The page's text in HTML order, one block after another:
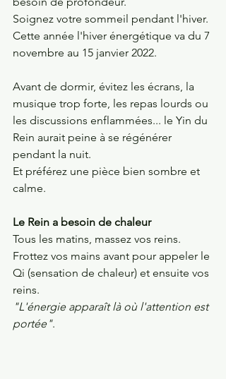
Soignez votre sommeil pendant l'hiver.
Cette année l'hiver énergétique va du 7
novembre au 15 janvier 2022.
Avant de dormir, évitez les écrans, la
musique trop forte, les repas lourds ou
les discussions enflammées... le Yin du
Rein aurait peine à se régénérer
pendant la nuit.
Et préférez une pièce bien sombre et
calme.
Le Rein a besoin de chaleur
Tous les matins, massez vos reins.
Frottez vos mains avant pour appeler le
Qi (sensation de chaleur) et ensuite vos
reins.
"L'énergie apparaît là où l'attention est
portée".